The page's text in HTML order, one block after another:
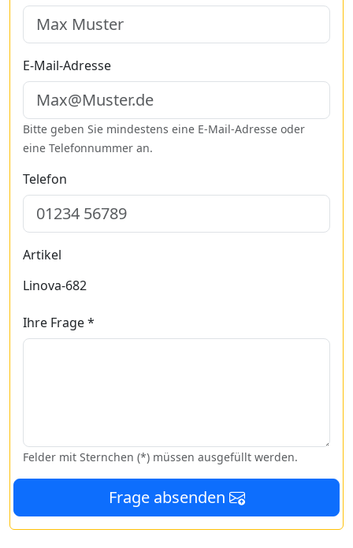
E-Mail-Adresse
Bitte geben Sie mindestens eine E-Mail-Adresse oder
eine Telefonnummer an.
Telefon
Artikel
Linova-682
Ihre Frage *
Felder mit Sternchen (*) müssen ausgefüllt werden.
Frage absenden